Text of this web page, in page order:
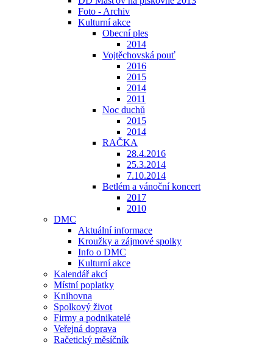
Foto - Archiv
Kulturní akce
Obecní ples
2014
Vojtěchovská pouť
2016
2015
2014
2011
Noc duchů
2015
2014
RAČKA
28.4.2016
25.3.2014
7.10.2014
Betlém a vánoční koncert
2017
2010
DMC
Aktuální informace
Kroužky a zájmové spolky
Info o DMC
Kulturní akce
Kalendář akcí
Místní poplatky
Knihovna
Spolkový život
Firmy a podnikatelé
Veřejná doprava
Račetický měsíčník